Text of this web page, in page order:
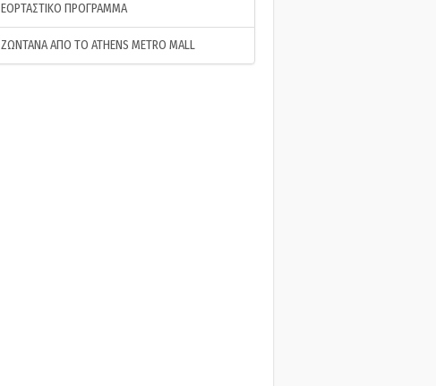
ΕΟΡΤΑΣΤΙΚΟ ΠΡΟΓΡΑΜΜΑ
ΖΩΝΤΑΝΑ ΑΠΟ ΤΟ ATHENS METRO MALL